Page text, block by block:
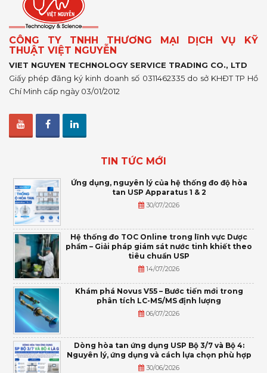
CÔNG TY TNHH THƯƠNG MẠI DỊCH VỤ KỸ
THUẬT VIỆT NGUYỄN
VIET NGUYEN TECHNOLOGY SERVICE TRADING CO., LTD
Giấy phép đăng ký kinh doanh số 0311462335 do sở KHĐT TP Hồ
Chí Minh cấp ngày 03/01/2012
TIN TỨC MỚI
Ứng dụng, nguyên lý của hệ thống đo độ hòa
tan USP Apparatus 1 & 2
30/07/2026
Hệ thống đo TOC Online trong lĩnh vực Dược
phẩm – Giải pháp giám sát nước tinh khiết theo
tiêu chuẩn USP
14/07/2026
Khám phá Novus V55 – Bước tiến mới trong
phân tích LC-MS/MS định lượng
06/07/2026
Dòng hòa tan ứng dụng USP Bộ 3/7 và Bộ 4:
Nguyên lý, ứng dụng và cách lựa chọn phù hợp
30/06/2026